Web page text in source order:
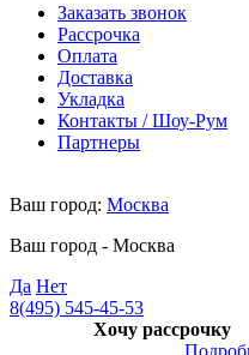
Заказать звонок
Рассрочка
Оплата
Доставка
Укладка
Контакты / Шоу-Рум
Партнеры
Ваш город: Москва
Ваш город - Москва
Да Нет
8(495) 545-45-53
Хочу рассрочку